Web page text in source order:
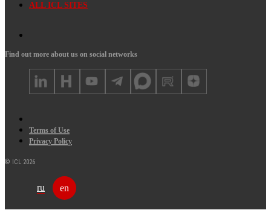
ALL ICL SITES
Find out more about us on social networks
Terms of Use
Privacy Policy
© ICL 2026
ru en